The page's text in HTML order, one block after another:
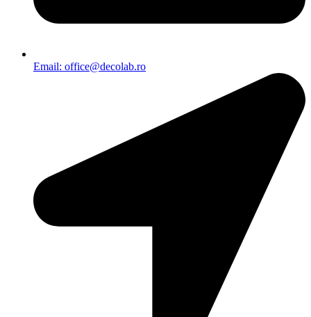
Email: office@decolab.ro